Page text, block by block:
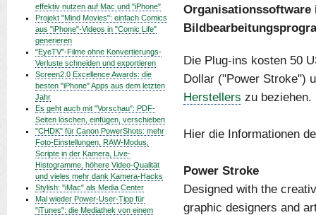
effektiv nutzen auf Mac und "iPhone"
Projekt "Mind Movies": einfach Comics
aus "iPhone"-Videos in "Comic Life"
generieren
"EyeTV"-Filme ohne Konvertierungs-
Verluste schneiden und exportieren
Screen2.0 Excellence Awards: die
besten "iPhone" Apps aus dem letzten
Jahr
Es geht auch mit "Vorschau": PDF-
Seiten löschen, einfügen, verschieben
"CHDK" für Canon PowerShots: mehr
Foto-Einstellungen, RAW-Modus,
Scripte in der Kamera, Live-
Histogramme, höhere Video-Qualität
und vieles mehr dank Kamera-Hacks
Stylish: "iMac" als Media Center
Mal wieder Power-User-Tipp für
"iTunes": die Mediathek von einem
Organisationssoftware
Die Plug-ins kosten 50
Dollar ("Power Stroke")
Herstellers zu beziehen.
Hier die Informationen
Power Stroke
Designed with the
graphic designers and